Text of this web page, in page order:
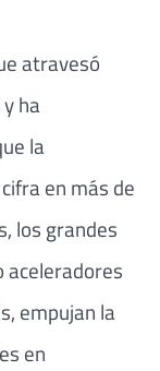
atravesó
ha
la
en más de
los grandes
aceleradores
empujan la
en